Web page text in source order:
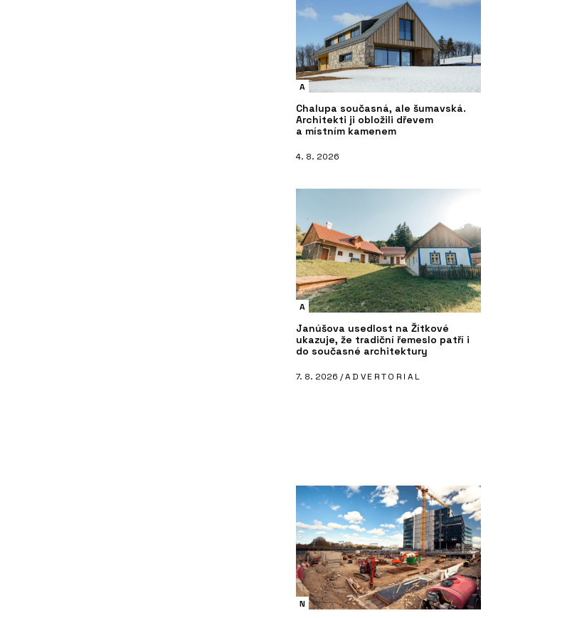
A
Chalupa současná, ale šumavská.
Architekti ji obložili dřevem
a místním kamenem
4. 8. 2026
A
Janúšova usedlost na Žítkové
ukazuje, že tradiční řemeslo patří i
do současné architektury
7. 8. 2026 /ADVERTORIAL
N